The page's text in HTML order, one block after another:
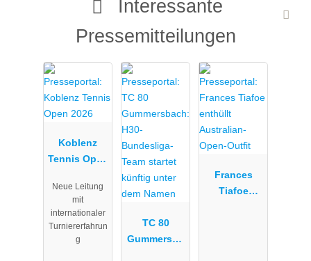
Interessante
Pressemitteilungen
Koblenz
Tennis Open
Neue Leitung
mit
internationaler
Turniererfahrun
g
TC 80
Gummersba
Frances
Tiafoe